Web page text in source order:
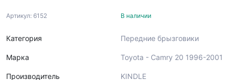
Артикул: 6152
Категория
Марка
Производитель
В наличии
Передние брызговики
Toyota - Camry 20 1996-2001
KINDLE